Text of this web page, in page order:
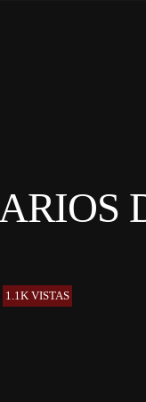
1.1K VISTAS